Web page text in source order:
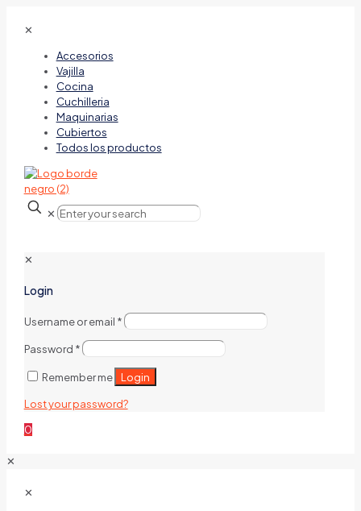
✕
Accesorios
Vajilla
Cocina
Cuchilleria
Maquinarias
Cubiertos
Todos los productos
✕
✕
Login
Username or email *
Password *
Remember me Login
Lost your password?
0
✕
✕